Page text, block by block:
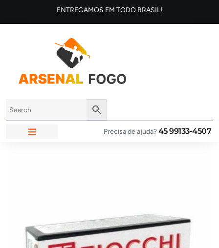
ENTREGAMOS EM TODO BRASIL!
Precisa de ajuda?45 99133-4507